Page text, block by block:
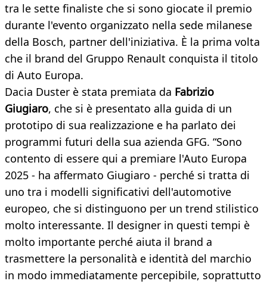
tra le sette finaliste che si sono giocate il premio
durante l'evento organizzato nella sede milanese
della Bosch, partner dell'iniziativa. È la prima volta
che il brand del Gruppo Renault conquista il titolo
di Auto Europa.
Dacia Duster è stata premiata da Fabrizio
Giugiaro, che si è presentato alla guida di un
prototipo di sua realizzazione e ha parlato dei
programmi futuri della sua azienda GFG. “Sono
contento di essere qui a premiare l'Auto Europa
2025 - ha affermato Giugiaro - perché si tratta di
uno tra i modelli significativi dell'automotive
europeo, che si distinguono per un trend stilistico
molto interessante. Il designer in questi tempi è
molto importante perché aiuta il brand a
trasmettere la personalità e identità del marchio
in modo immediatamente percepibile, soprattutto